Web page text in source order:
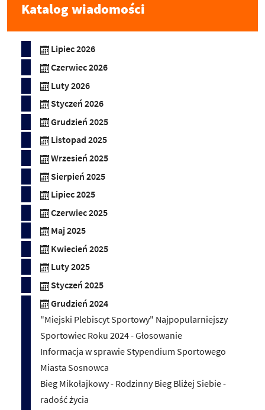
Katalog wiadomości
Lipiec 2026
Czerwiec 2026
Luty 2026
Styczeń 2026
Grudzień 2025
Listopad 2025
Wrzesień 2025
Sierpień 2025
Lipiec 2025
Czerwiec 2025
Maj 2025
Kwiecień 2025
Luty 2025
Styczeń 2025
Grudzień 2024
"Miejski Plebiscyt Sportowy" Najpopularniejszy
Sportowiec Roku 2024 - Głosowanie
Informacja w sprawie Stypendium Sportowego
Miasta Sosnowca
Bieg Mikołajkowy - Rodzinny Bieg Bliżej Siebie -
radość życia